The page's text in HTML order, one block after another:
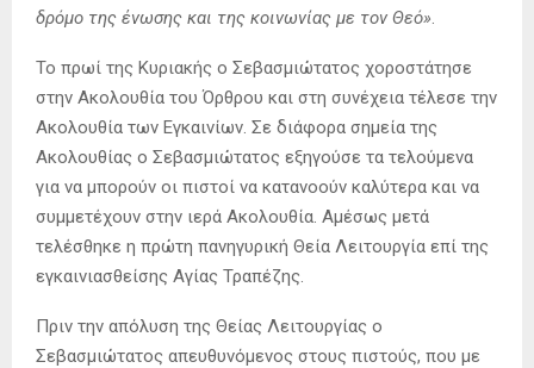
δρόμο της ένωσης και της κοινωνίας με τον Θεό»
Το πρωί της Κυριακής ο Σεβασμιώτατος χοροστάτησε
στην Ακολουθία του Όρθρου και στη συνέχεια τέλεσε την
Ακολουθία των Εγκαινίων. Σε διάφορα σημεία της
Ακολουθίας ο Σεβασμιώτατος εξηγούσε τα τελούμενα
για να μπορούν οι πιστοί να κατανοούν καλύτερα και να
συμμετέχουν στην ιερά Ακολουθία. Αμέσως μετά
τελέσθηκε η πρώτη πανηγυρική Θεία Λειτουργία επί της
εγκαινιασθείσης Αγίας Τραπέζης.
Πριν την απόλυση της Θείας Λειτουργίας ο
Σεβασμιώτατος απευθυνόμενος στους πιστούς, που με